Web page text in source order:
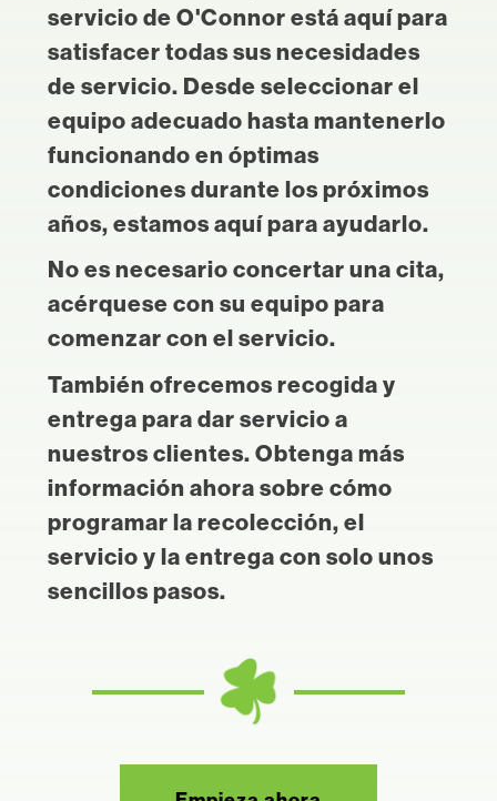
servicio de O'Connor está aquí para
satisfacer todas sus necesidades
de servicio. Desde seleccionar el
equipo adecuado hasta mantenerlo
funcionando en óptimas
condiciones durante los próximos
años, estamos aquí para ayudarlo.
No es necesario concertar una cita,
acérquese con su equipo para
comenzar con el servicio.
También ofrecemos recogida y
entrega para dar servicio a
nuestros clientes. Obtenga más
información ahora sobre cómo
programar la recolección, el
servicio y la entrega con solo unos
sencillos pasos.